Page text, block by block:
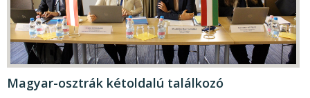
Magyar-osztrák kétoldalú találkozó